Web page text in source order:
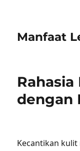
Manfaat
dengan
Kecantikan